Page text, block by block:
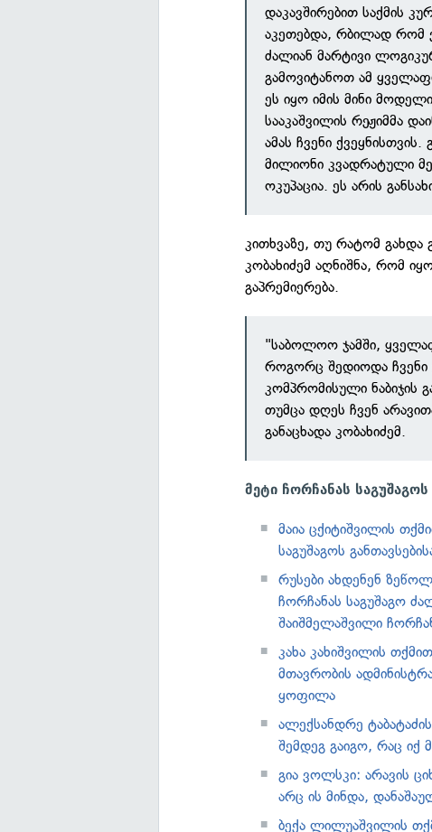
დაკავშირებით საქმის
აკეთებდა, რბილად რომ
ძალიან მარტივი
გამოვიტანოთ ამ
ეს იყო იმის მინი
სააკაშვილის რეჟიმმა
ამას ჩვენი
მილიონი კვადრატული
ოკუპაცია. ეს არის
კითხვაზე, თუ რატომ გახდა
კობახიძემ აღნიშნა, რომ
გაპრემიერება.
"საბოლოო ჯამში,
როგორც შედიოდა ჩვენი
კომპრომისული ნაბიჯის
თუმცა დღეს ჩვენ
განაცხადა კობახიძემ.
მეტი ჩორჩანას საგუშაგოს
მაია ცქიტიშვილის
საგუშაგოს
რუსები ახდენენ
ჩორჩანას საგუშაგო
შაიშმელაშვილი
კახა კახიშვილის
მთავრობის
ყოფილა
ალექსანდრე
შემდეგ გაიგო, რაც იქ
გია ვოლსკი: არავის
არც ის მინდა,
ბექა ლილუაშვილის